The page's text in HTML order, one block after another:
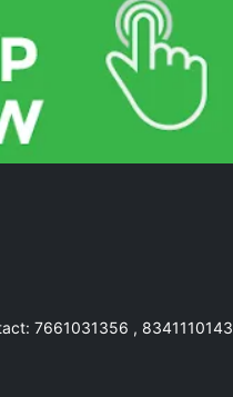
7661031356 , 8341110143